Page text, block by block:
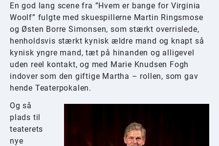
En god lang scene fra ”Hvem er bange for Virginia
Woolf” fulgte med skuespillerne Martin Ringsmose
og Østen Borre Simonsen, som stærkt overrislede,
henholdsvis stærkt kynisk ældre mand og knapt så
kynisk yngre mand, tæt på hinanden og alligevel
uden reel kontakt, og med Marie Knudsen Fogh
indover som den giftige Martha – rollen, som gav
hende Teaterpokalen.
Og så
plads til
teaterets
nye